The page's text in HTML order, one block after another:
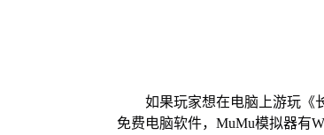
如果玩家想在电脑上游玩《
免费电脑软件，MuMu模拟器有